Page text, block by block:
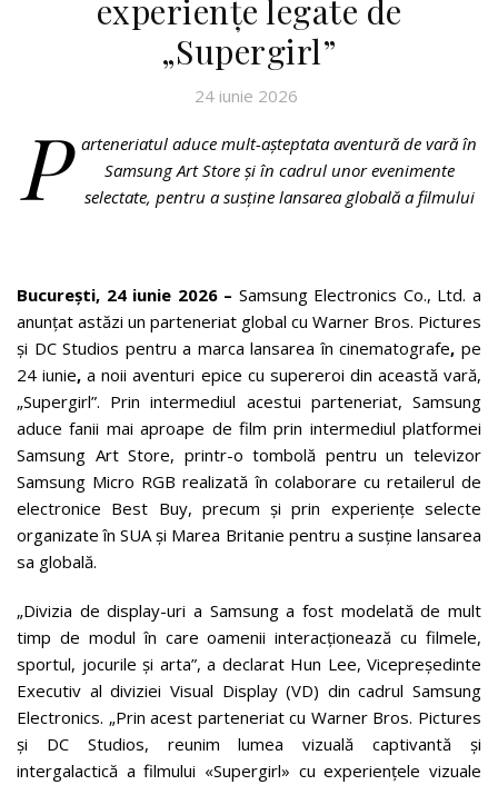
experiențe legate de
„Supergirl”
24 iunie 2026
P
arteneriatul aduce mult-așteptata aventură de vară în
Samsung Art Store și în cadrul unor evenimente
selectate, pentru a susține lansarea globală a filmului
București, 24 iunie 2026 – Samsung Electronics Co., Ltd. a
anunțat astăzi un parteneriat global cu Warner Bros. Pictures
și DC Studios pentru a marca lansarea în cinematografe,pe
24 iunie,a noii aventuri epice cu supereroi din această vară,
„Supergirl”. Prin intermediul acestui parteneriat, Samsung
aduce fanii mai aproape de film prin intermediul platformei
Samsung Art Store, printr-o tombolă pentru un televizor
Samsung Micro RGB realizată în colaborare cu retailerul de
electronice Best Buy, precum și prin experiențe selecte
organizate în SUA și Marea Britanie pentru a susține lansarea
sa globală.
„Divizia de display-uri a Samsung a fost modelată de mult
timp de modul în care oamenii interacționează cu filmele,
sportul, jocurile și arta”, a declarat Hun Lee, Vicepreședinte
Executiv al diviziei Visual Display (VD) din cadrul Samsung
Electronics. „Prin acest parteneriat cu Warner Bros. Pictures
și DC Studios, reunim lumea vizuală captivantă și
intergalactică a filmului «Supergirl» cu experiențele vizuale